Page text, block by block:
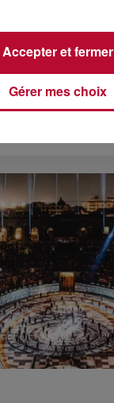
Gérer mes choix
Accepter et fermer